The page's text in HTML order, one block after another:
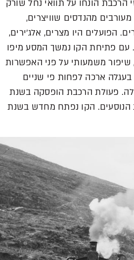
הרכבת הונחו על תוואי נחל שורק
מהנדסים שוויצרים,
הפועלים היו מצרים, אלג'ירים,
עם פתיחת הקו נמשך המסע מיפו
5 עד 6 שעות, שיפור משמעותי על פני האפשרות
ארכה לפחות פי שניים
פעולת הרכבת הופסקה בשנת
הנוסעים. הקו נפתח מחדש בשנת